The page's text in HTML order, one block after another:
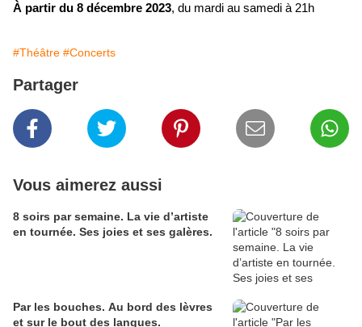
À partir du 8 décembre 2023, du mardi au samedi à 21h
#Théâtre #Concerts
Partager
Vous aimerez aussi
8 soirs par semaine. La vie d’artiste
en tournée. Ses joies et ses galères.
Par les bouches. Au bord des lèvres
et sur le bout des langues.